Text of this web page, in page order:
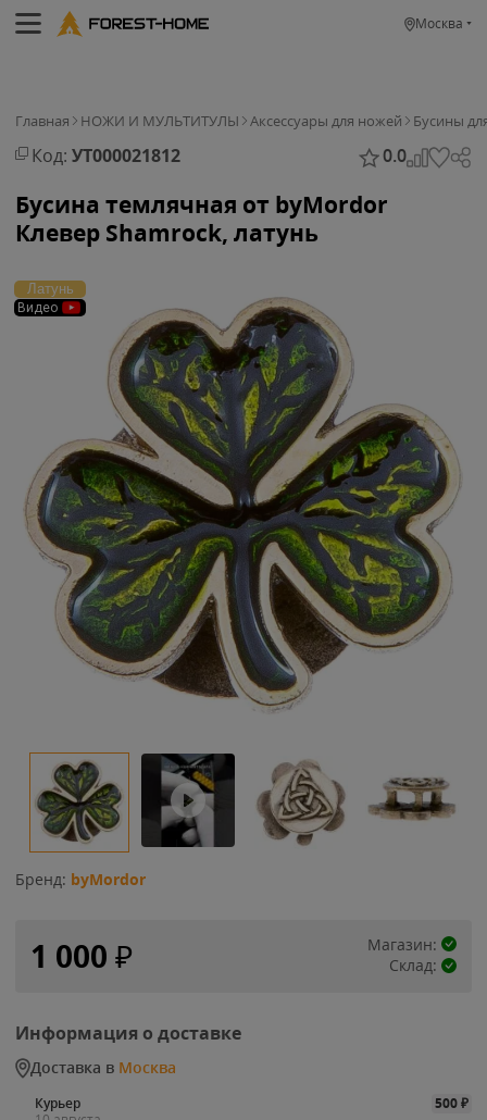
Москва
Главная НОЖИ И МУЛЬТИТУЛЫ Аксессуары для ножей Бусины
Код: УТ000021812 0.0
Бусина темлячная от byMordor
Клевер Shamrock, латунь
Латунь
Видео
Бренд: byMordor
1 000 ₽
Магазин:
Склад:
Информация о доставке
Доставка в Москва
Курьер 500₽